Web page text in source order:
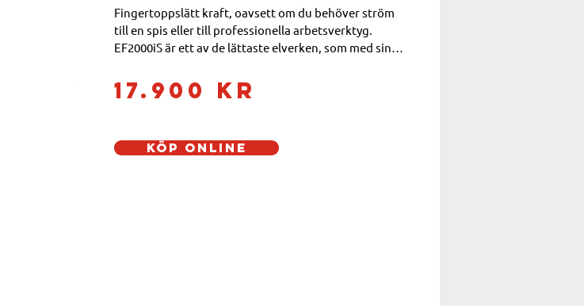
Fingertoppslätt kraft, oavsett om du behöver ström
till en spis eller till professionella arbetsverktyg.
EF2000iS är ett av de lättaste elverken, som med sina
17.900 kr
Köp Online